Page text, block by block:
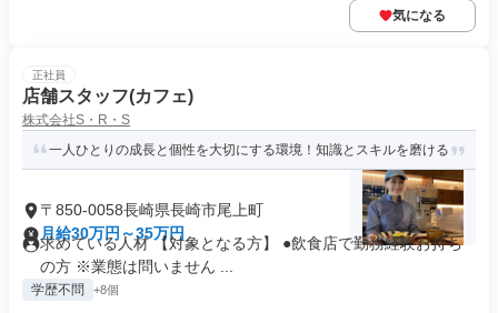
気になる
正社員
店舗スタッフ(カフェ)
株式会社S・R・S
一人ひとりの成長と個性を大切にする環境！知識とスキルを磨ける
〒850-0058長崎県長崎市尾上町
月給30万円～35万円
求めている人材 【対象となる方】 ●飲食店で勤務経験お持ち
の方 ※業態は問いません ...
学歴不問 +8個